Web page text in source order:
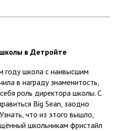
в Детройте
году школа с наивысшим
в награду знаменитость,
роль директора школы. С
Big Sean, заодно
что из этого вышло,
школьникам фристайл